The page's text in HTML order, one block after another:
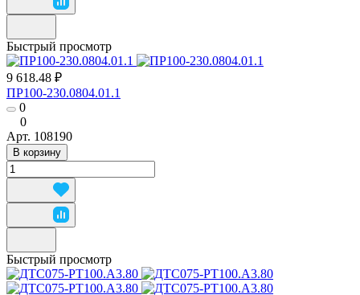
Быстрый просмотр
9 618.48 ₽
ПР100-230.0804.01.1
0
0
Арт. 108190
В корзину
Быстрый просмотр